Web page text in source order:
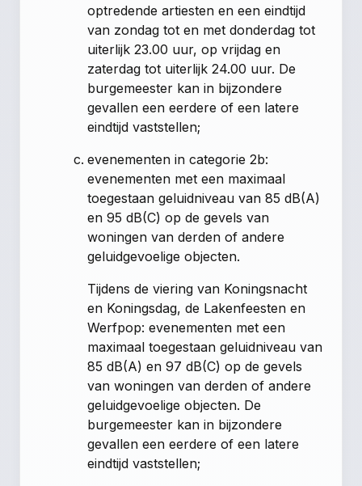
optredende artiesten en een eindtijd
van zondag tot en met donderdag tot
uiterlijk 23.00 uur, op vrijdag en
zaterdag tot uiterlijk 24.00 uur. De
burgemeester kan in bijzondere
gevallen een eerdere of een latere
eindtijd vaststellen;
evenementen in categorie 2b:
evenementen met een maximaal
toegestaan geluidniveau van 85 dB(A)
en 95 dB(C) op de gevels van
woningen van derden of andere
geluidgevoelige objecten.
Tijdens de viering van Koningsnacht
en Koningsdag, de Lakenfeesten en
Werfpop: evenementen met een
maximaal toegestaan geluidniveau van
85 dB(A) en 97 dB(C) op de gevels
van woningen van derden of andere
geluidgevoelige objecten. De
burgemeester kan in bijzondere
gevallen een eerdere of een latere
eindtijd vaststellen;